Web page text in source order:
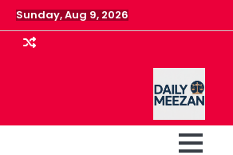
Skip
to
content
Sunday, Aug 9, 2026